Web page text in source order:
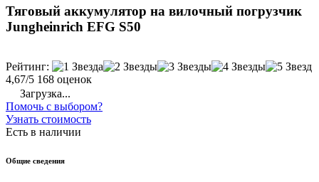
Тяговый аккумулятор на вилочный погрузчик
Jungheinrich EFG S50
Рейтинг:
4,67/5 168 оценок
Загрузка...
Помочь с выбором?
Узнать стоимость
Есть в наличии
Общие сведения